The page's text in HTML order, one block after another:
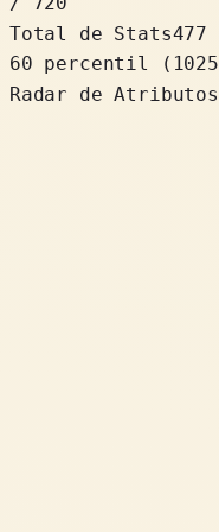
Total de Stats477
60 percentil
( 1025
Radar de Atributos